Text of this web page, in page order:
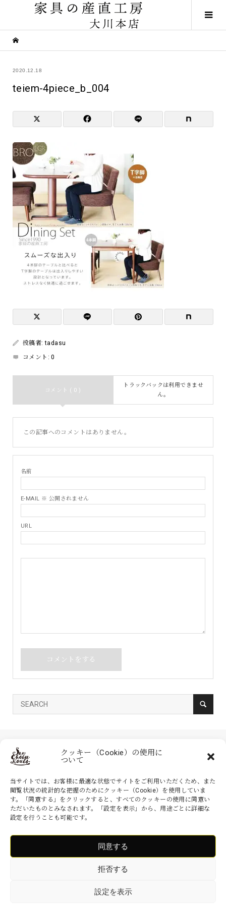
クッキー（Cookie）の使用に
ついて
当サイトでは、お客様に最適な状態でサイトをご利用いただくため、また
閲覧状況の統計的な把握のためにクッキー（Cookie）を使用していま
す。「同意する」をクリックすると、すべてのクッキーの使用に同意い
ただいたものとみなされます。「設定を表示」から、用途ごとに詳細な
設定を行うことも可能です。
同意する
拒否する
設定を表示
2020.12.18
teiem-4piece_b_004
投稿者:tadasu
コメント:0
コメント ( 0 )
トラックバックは利用できませ
ん。
この記事へのコメントはありません。
名前
E-MAIL ※ 公開されません
URL
家具の産直工房 大川本店は、株式会社産商が運営する公式のネットシ
ョッピングサイトです。家具・インテリアなどの商品を現地より無駄を
家具の産直工房 大川本店. All Rights Reserved.